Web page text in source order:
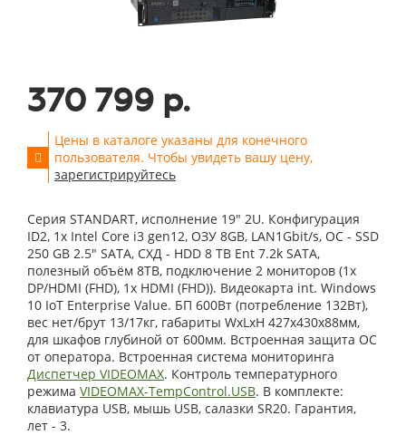
370 799 р.
Цены в каталоге указаны для конечного
пользователя. Чтобы увидеть вашу цену,
зарегистрируйтесь
Серия STANDART, исполнение 19" 2U. Конфигурация
ID2, 1x Intel Core i3 gen12, ОЗУ 8GB, LAN1Gbit/s, OС - SSD
250 GB 2.5" SATA, СХД - HDD 8 TB Ent 7.2k SATA,
полезный объём 8TB, подключение 2 мониторов (1x
DP/HDMI (FHD), 1x HDMI (FHD)). Видеокарта int. Windows
10 IoT Enterprise Value. БП 600Вт (потребление 132Вт),
вес нет/брут 13/17кг, габариты WxLxH 427x430x88мм,
для шкафов глубиной от 600мм. Встроенная защита ОС
от оператора. Встроенная система мониторинга
Диспетчер VIDEOMAX. Контроль температурного
режима VIDEOMAX-TempControl.USB. В комплекте:
клавиатура USB, мышь USB, салазки SR20. Гарантия,
лет - 3.